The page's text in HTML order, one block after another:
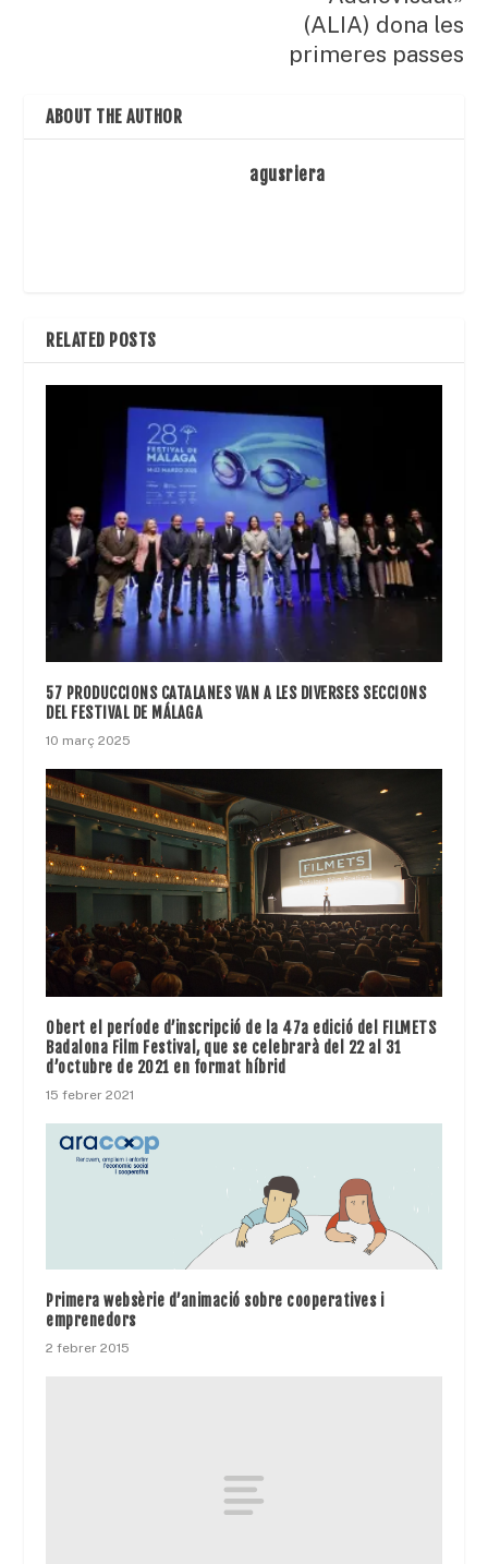
(ALIA) dona les
primeres passes
ABOUT THE AUTHOR
agusriera
RELATED POSTS
57 PRODUCCIONS CATALANES VAN A LES DIVERSES SECCIONS
DEL FESTIVAL DE MÁLAGA
10 març 2025
Obert el període d’inscripció de la 47a edició del FILMETS
Badalona Film Festival, que se celebrarà del 22 al 31
d’octubre de 2021 en format híbrid
15 febrer 2021
Primera websèrie d’animació sobre cooperatives i
emprenedors
2 febrer 2015